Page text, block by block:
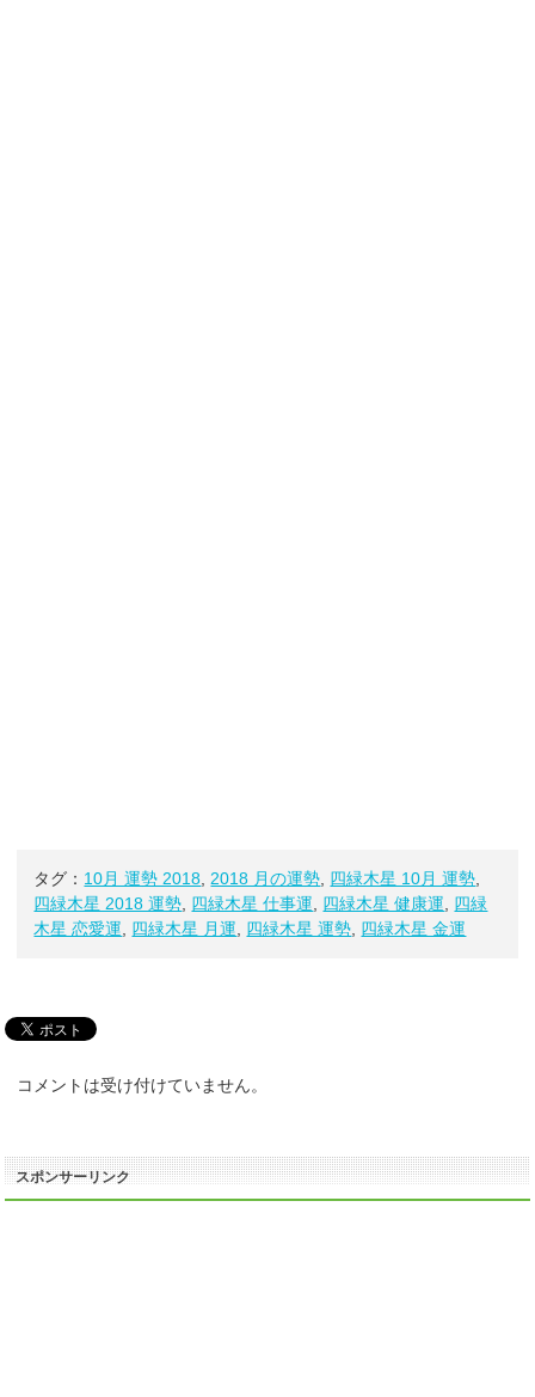
タグ： 10月 運勢 2018 2018 月の運勢 四緑木星 10月 運勢
四緑木星 2018 運勢 四緑木星 仕事運 四緑木星 健康運
四緑
木星 恋愛運
四緑木星 月運 四緑木星 運勢 四緑木星 金運
コメントは受け付けていません。
スポンサーリンク